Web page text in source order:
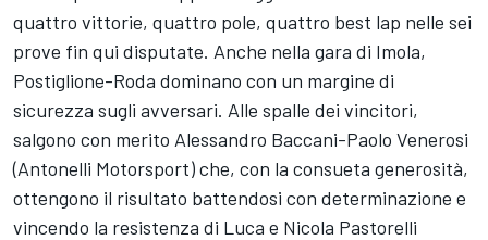
quattro vittorie, quattro pole, quattro best lap nelle sei
prove fin qui disputate. Anche nella gara di Imola,
Postiglione-Roda dominano con un margine di
sicurezza sugli avversari. Alle spalle dei vincitori,
salgono con merito Alessandro Baccani-Paolo Venerosi
(Antonelli Motorsport) che, con la consueta generosità,
ottengono il risultato battendosi con determinazione e
vincendo la resistenza di Luca e Nicola Pastorelli